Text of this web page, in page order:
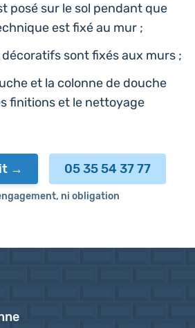
posé sur le sol pendant que
est fixé au mur ;
sont fixés aux murs ;
et la colonne de douche
fini­tions et le net­toyage
05 35 54 37 77
ni obligation